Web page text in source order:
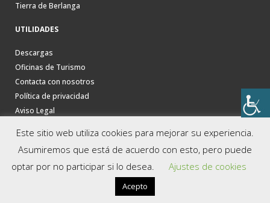
Tierra de Berlanga
UTILIDADES
Descargas
Oficinas de Turismo
Contacta con nosotros
Política de privacidad
Aviso Legal
Este sitio web utiliza cookies para mejorar su experiencia.
Asumiremos que está de acuerdo con esto, pero puede
optar por no participar si lo desea.
Ajustes de cookies
Acepto